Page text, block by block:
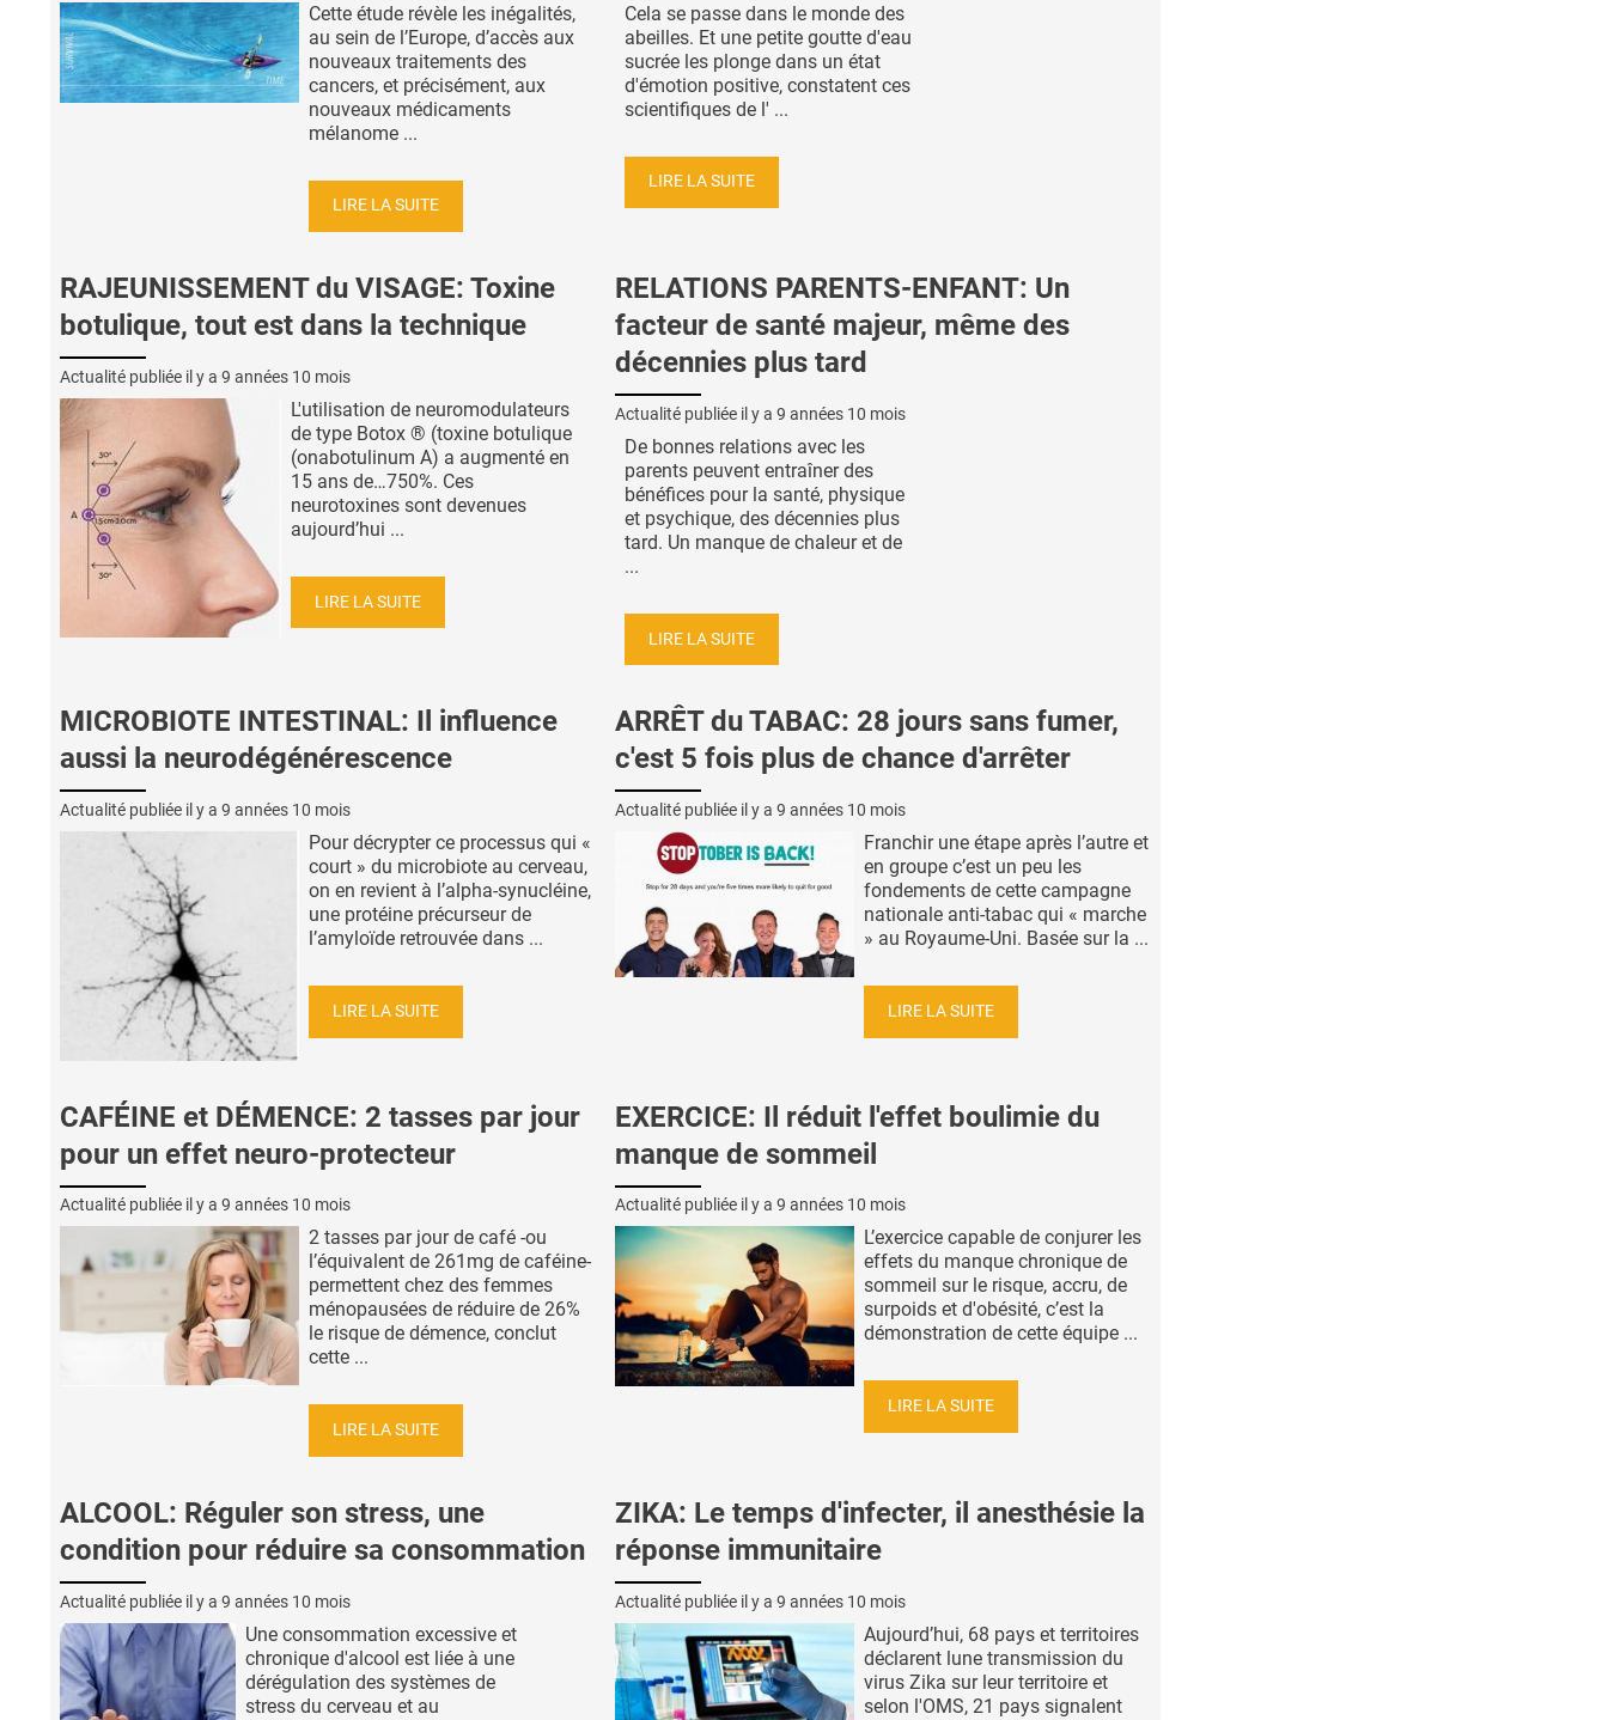
Cette étude révèle les inégalités,
au sein de l’Europe, d’accès aux
nouveaux traitements des
cancers, et précisément, aux
nouveaux médicaments
mélanome ...
LIRE LA SUITE
Cela se passe dans le monde des
abeilles. Et une petite goutte d'eau
sucrée les plonge dans un état
d'émotion positive, constatent ces
scientifiques de l' ...
LIRE LA SUITE
RAJEUNISSEMENT du VISAGE: Toxine
botulique, tout est dans la technique
Actualité publiée il y a 9 années 10 mois
L'utilisation de neuromodulateurs
de type Botox ® (toxine botulique
(onabotulinum A) a augmenté en
15 ans de…750%. Ces
neurotoxines sont devenues
aujourd’hui ...
LIRE LA SUITE
RELATIONS PARENTS-ENFANT: Un
facteur de santé majeur, même des
décennies plus tard
Actualité publiée il y a 9 années 10 mois
De bonnes relations avec les
parents peuvent entraîner des
bénéfices pour la santé, physique
et psychique, des décennies plus
tard. Un manque de chaleur et de
...
LIRE LA SUITE
MICROBIOTE INTESTINAL: Il influence
aussi la neurodégénérescence
Actualité publiée il y a 9 années 10 mois
Pour décrypter ce processus qui «
court » du microbiote au cerveau,
on en revient à l’alpha-synucléine,
une protéine précurseur de
l’amyloïde retrouvée dans ...
LIRE LA SUITE
ARRÊT du TABAC: 28 jours sans fumer,
c'est 5 fois plus de chance d'arrêter
Actualité publiée il y a 9 années 10 mois
Franchir une étape après l’autre et
en groupe c’est un peu les
fondements de cette campagne
nationale anti-tabac qui « marche
» au Royaume-Uni. Basée sur la ...
LIRE LA SUITE
CAFÉINE et DÉMENCE: 2 tasses par jour
pour un effet neuro-protecteur
Actualité publiée il y a 9 années 10 mois
2 tasses par jour de café -ou
l’équivalent de 261mg de caféine-
permettent chez des femmes
ménopausées de réduire de 26%
le risque de démence, conclut
cette ...
LIRE LA SUITE
EXERCICE: Il réduit l'effet boulimie du
manque de sommeil
Actualité publiée il y a 9 années 10 mois
L’exercice capable de conjurer les
effets du manque chronique de
sommeil sur le risque, accru, de
surpoids et d'obésité, c’est la
démonstration de cette équipe ...
LIRE LA SUITE
ALCOOL: Réguler son stress, une
condition pour réduire sa consommation
Actualité publiée il y a 9 années 10 mois
Une consommation excessive et
chronique d'alcool est liée à une
dérégulation des systèmes de
stress du cerveau et au
ZIKA: Le temps d'infecter, il anesthésie la
réponse immunitaire
Actualité publiée il y a 9 années 10 mois
Aujourd’hui, 68 pays et territoires
déclarent lune transmission du
virus Zika sur leur territoire et
selon l'OMS, 21 pays signalent